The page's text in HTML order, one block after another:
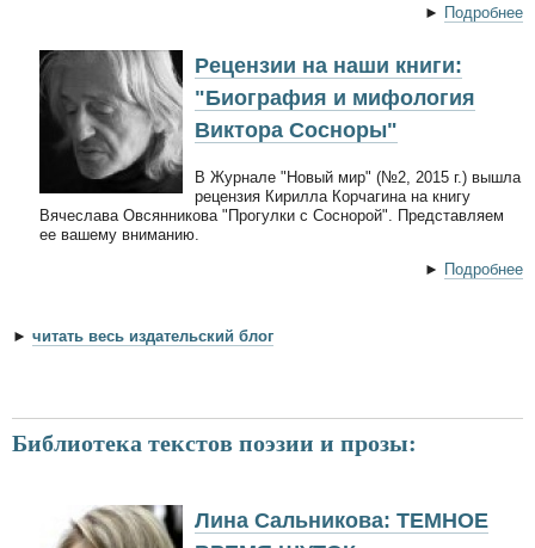
► Подробнее
Рецензии на наши книги:
"Биография и мифология
Виктора Сосноры"
В Журнале "Новый мир" (№2, 2015 г.) вышла
рецензия Кирилла Корчагина на книгу
Вячеслава Овсянникова "Прогулки с Соснорой". Представляем
ее вашему вниманию.
► Подробнее
► читать весь издательский блог
Библиотека текстов поэзии и прозы:
Лина Сальникова: ТЕМНОЕ